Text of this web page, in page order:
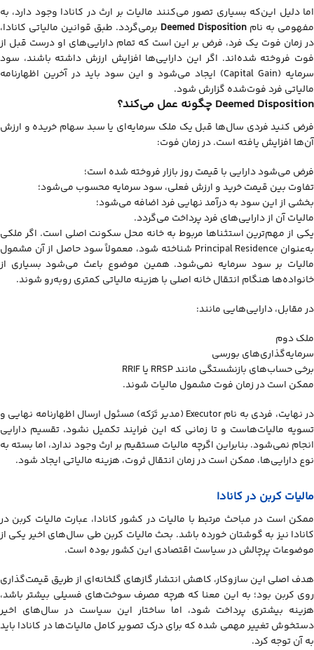
اما دلیل این‌که بسیاری تصور می‌کنند مالیات بر ارث در کانادا وجود دارد، به
مفهومی به نام Deemed Disposition برمی‌گردد. طبق قوانین مالیاتی کانادا،
در زمان فوت یک فرد، فرض بر این است که تمام دارایی‌های او درست قبل از
فوت فروخته شده‌اند. اگر این دارایی‌ها افزایش ارزش داشته باشند، سود
سرمایه (Capital Gain) ایجاد می‌شود و این سود باید در آخرین اظهارنامه
مالیاتی فرد فوت‌شده گزارش شود.
Deemed Disposition چگونه عمل می‌کند؟
فرض کنید فردی سال‌ها قبل یک ملک سرمایه‌ای یا سبد سهام خریده و ارزش
آن‌ها افزایش یافته است. در زمان فوت:
فرض می‌شود دارایی با قیمت روز بازار فروخته شده است؛
تفاوت بین قیمت خرید و ارزش فعلی، سود سرمایه محسوب می‌شود؛
بخشی از این سود به درآمد نهایی فرد اضافه می‌شود؛
مالیات آن از دارایی‌های فرد پرداخت می‌گردد.
یکی از مهم‌ترین استثناها مربوط به خانه محل سکونت اصلی است. اگر ملکی
به‌عنوان Principal Residence شناخته شود، معمولاً سود حاصل از آن مشمول
مالیات بر سود سرمایه نمی‌شود. همین موضوع باعث می‌شود بسیاری از
خانواده‌ها هنگام انتقال خانه اصلی با هزینه مالیاتی کمتری روبه‌رو شوند.
در مقابل، دارایی‌هایی مانند:
ملک دوم
سرمایه‌گذاری‌های بورسی
برخی حساب‌های بازنشستگی مانند RRSP یا RRIF
ممکن است در زمان فوت مشمول مالیات شوند.
در نهایت، فردی به نام Executor (مدیر تَرَکه) مسئول ارسال اظهارنامه نهایی و
تسویه مالیات‌هاست و تا زمانی که این فرایند تکمیل نشود، تقسیم دارایی
انجام نمی‌شود. بنابراین اگرچه مالیات مستقیم بر ارث وجود ندارد، اما بسته به
نوع دارایی‌ها، ممکن است در زمان انتقال ثروت، هزینه مالیاتی ایجاد شود.
مالیات کربن در کانادا
ممکن است در مباحث مرتبط با مالیات در کشور کانادا، عبارت مالیات کربن در
کانادا نیز به گوشتان خورده باشد. بحث مالیات کربن طی سال‌های اخیر یکی از
موضوعات پرچالش در سیاست اقتصادی این کشور بوده است.
هدف اصلی این سازوکار، کاهش انتشار گازهای گلخانه‌ای از طریق قیمت‌گذاری
روی کربن بود؛ به این معنا که هرچه مصرف سوخت‌های فسیلی بیشتر باشد،
هزینه بیشتری پرداخت شود، اما ساختار این سیاست در سال‌های اخیر
دستخوش تغییر مهمی شده که برای درک تصویر کامل مالیات‌ها در کانادا باید
به آن توجه کرد.